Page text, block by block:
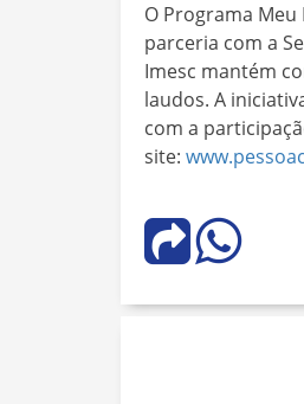
O Programa
parceria com a
Imesc mantém
laudos. A
com a
site: